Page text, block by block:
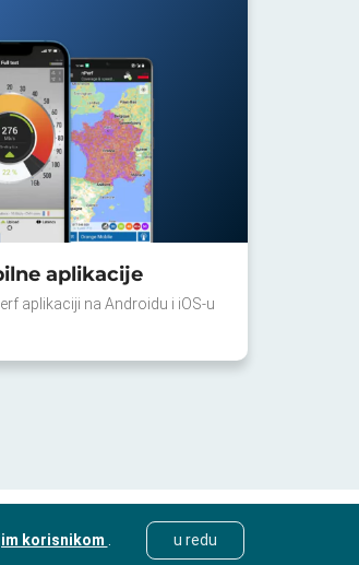
aplikacije
aplikaciji na Androidu i iOS-u
korisnikom u redu